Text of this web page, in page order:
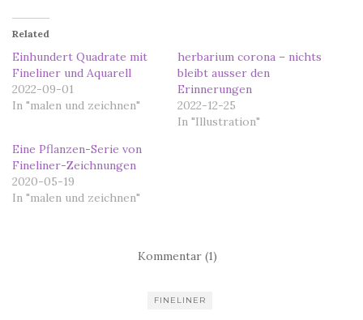
Related
Einhundert Quadrate mit
Fineliner und Aquarell
2022-09-01
In "malen und zeichnen"
herbarium corona – nichts
bleibt ausser den
Erinnerungen
2022-12-25
In "Illustration"
Eine Pflanzen-Serie von
Fineliner-Zeichnungen
2020-05-19
In "malen und zeichnen"
Kommentar (1)
FINELINER